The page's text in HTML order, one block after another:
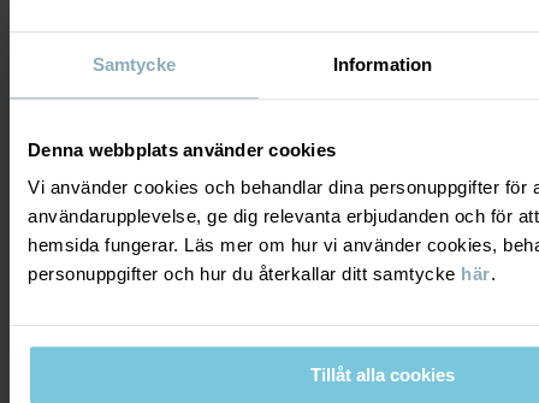
Samtycke Information
Denna webbplats använder cookies
Vi använder cookies och behandlar dina personuppgifter för
användarupplevelse, ge dig relevanta erbjudanden och för
hemsida fungerar. Läs mer om hur vi använder cookies,
personuppgifter och hur du återkallar ditt samtycke här.
Tillåt alla cookies
OMLOTTOVERALL KOALOR
Mjuk ekologisk bomull med stretch
: 44-68
299 kr
RIBBAD T-SHIRT BLOMMIG
T-shirt i mjuk mix av Tencel™ lyocell och
ekologisk bomull med stretch
Stl:86-140
199 kr